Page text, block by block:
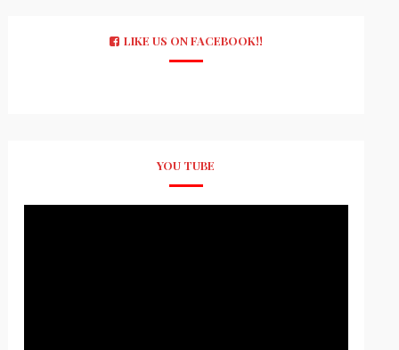
LIKE US ON FACEBOOK!!
YOU TUBE